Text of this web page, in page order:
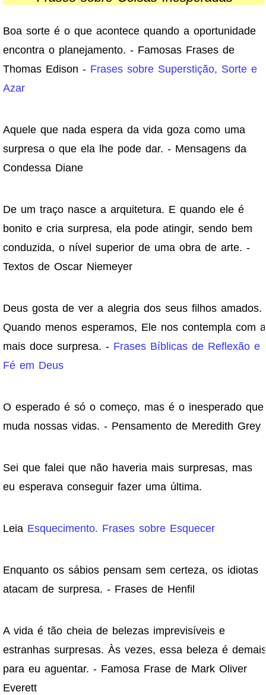
Boa sorte é o que acontece quando a oportunidade
encontra o planejamento. - Famosas Frases de
Thomas Edison - Frases sobre Superstição, Sorte e
Azar
Aquele que nada espera da vida goza como uma
surpresa o que ela lhe pode dar. - Mensagens da
Condessa Diane
De um traço nasce a arquitetura. E quando ele é
bonito e cria surpresa, ela pode atingir, sendo bem
conduzida, o nível superior de uma obra de arte. -
Textos de Oscar Niemeyer
Deus gosta de ver a alegria dos seus filhos amados.
Quando menos esperamos, Ele nos contempla com a
mais doce surpresa. - Frases Bíblicas de Reflexão e
Fé em Deus
O esperado é só o começo, mas é o inesperado que
muda nossas vidas. - Pensamento de Meredith Grey
Sei que falei que não haveria mais surpresas, mas
eu esperava conseguir fazer uma última.
Leia Esquecimento. Frases sobre Esquecer
Enquanto os sábios pensam sem certeza, os idiotas
atacam de surpresa. - Frases de Henfil
A vida é tão cheia de belezas imprevisíveis e
estranhas surpresas. Às vezes, essa beleza é demais
para eu aguentar. - Famosa Frase de Mark Oliver
Everett